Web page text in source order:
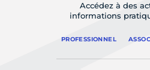
Accédez à des
informations
PROFESSIONNEL